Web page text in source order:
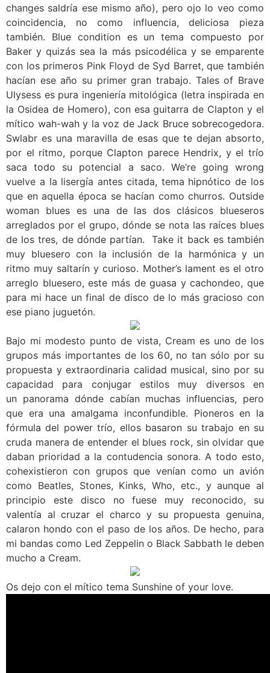
changes saldría ese mismo año), pero ojo lo veo como
coincidencia, no como influencia, deliciosa pieza
también. Blue condition es un tema compuesto por
Baker y quizás sea la más psicodélica y se emparente
con los primeros Pink Floyd de Syd Barret, que también
hacían ese año su primer gran trabajo. Tales of Brave
Ulysess es pura ingeniería mitológica (letra inspirada en
la Osidea de Homero), con esa guitarra de Clapton y el
mítico wah-wah y la voz de Jack Bruce sobrecogedora.
Swlabr es una maravilla de esas que te dejan absorto,
por el ritmo, porque Clapton parece Hendrix, y el trío
saca todo su potencial a saco. We’re going wrong
vuelve a la lisergía antes citada, tema hipnótico de los
que en aquella época se hacían como churros. Outside
woman blues es una de las dos clásicos blueseros
arreglados por el grupo, dónde se nota las raíces blues
de los tres, de dónde partían. Take it back es también
muy bluesero con la inclusión de la harmónica y un
ritmo muy saltarín y curioso. Mother’s lament es el otro
arreglo bluesero, este más de guasa y cachondeo, que
para mi hace un final de disco de lo más gracioso con
ese piano juguetón.
Bajo mi modesto punto de vista, Cream es uno de los
grupos más importantes de los 60, no tan sólo por su
propuesta y extraordinaria calidad musical, sino por su
capacidad para conjugar estilos muy diversos en
un panorama dónde cabían muchas influencias, pero
que era una amalgama inconfundible. Pioneros en la
fórmula del power trío, ellos basaron su trabajo en su
cruda manera de entender el blues rock, sin olvidar que
daban prioridad a la contudencia sonora. A todo esto,
cohexistieron con grupos que venían como un avión
como Beatles, Stones, Kinks, Who, etc., y aunque al
principio este disco no fuese muy reconocido, su
valentía al cruzar el charco y su propuesta genuina,
calaron hondo con el paso de los años. De hecho, para
mi bandas como Led Zeppelin o Black Sabbath le deben
mucho a Cream.
Os dejo con el mítico tema Sunshine of your love.